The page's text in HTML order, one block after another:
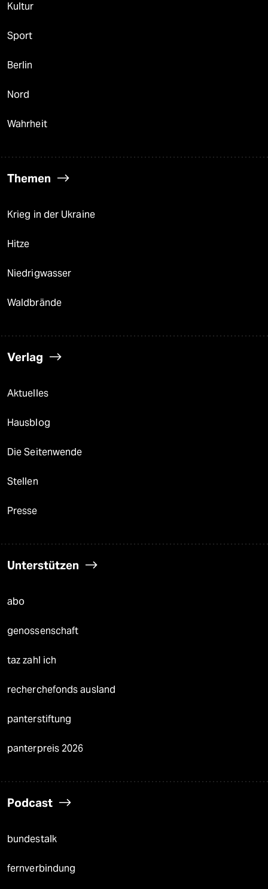
Kultur
Sport
Berlin
Nord
Wahrheit
Themen
Krieg in der Ukraine
Hitze
Niedrigwasser
Waldbrände
Verlag
Aktuelles
Hausblog
Die Seitenwende
Stellen
Presse
Unterstützen
abo
genossenschaft
taz zahl ich
recherchefonds ausland
panterstiftung
panterpreis 2026
Podcast
bundestalk
fernverbindung